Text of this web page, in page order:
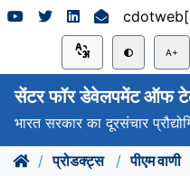
A+
सेंटर फॉर डेवेलपमेंट ऑफ
भारत सरकार का दूरसंचार
प्रोडक्ट्स पीएम वाणी